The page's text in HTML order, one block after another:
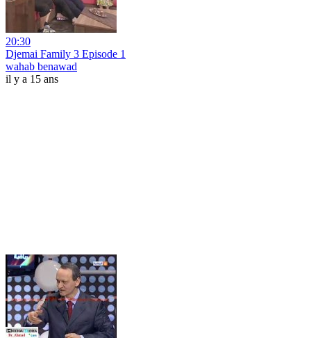
20:30
Djemai Family 3 Episode 1
wahab benawad
il y a 15 ans